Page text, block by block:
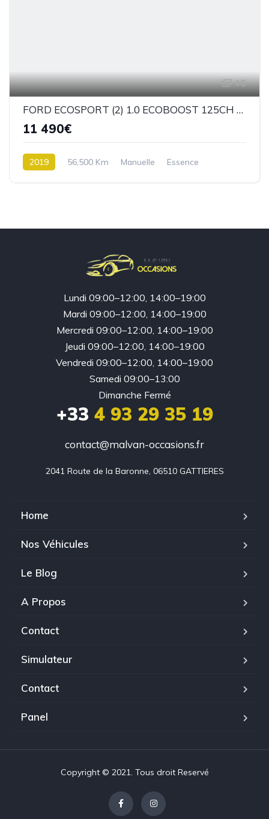
48
FORD ECOSPORT (2) 1.0 ECOBOOST 125CH ST-LINE BM6
11 490€
2019 56,500 Km Manuelle
Essence
Lundi 09:00–12:00, 14:00–19:00
Mardi 09:00–12:00, 14:00–19:00
Mercredi 09:00–12:00, 14:00–19:00
Jeudi 09:00–12:00, 14:00–19:00
Vendredi 09:00–12:00, 14:00–19:00
Samedi 09:00–13:00
Dimanche Fermé
+33 4 93 29 35 19
contact@malvan-occasions.fr
2041 Route de la Baronne, 06510 GATTIERES
Home
Nos Véhicules
Le Blog
A Propos
Contact
Simulateur
Contact
Panel
Copyright © 2021. Tous droit Reservé